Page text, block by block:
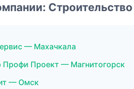
— Махачкала
Профи Проект — Магнитогорск
— Омск